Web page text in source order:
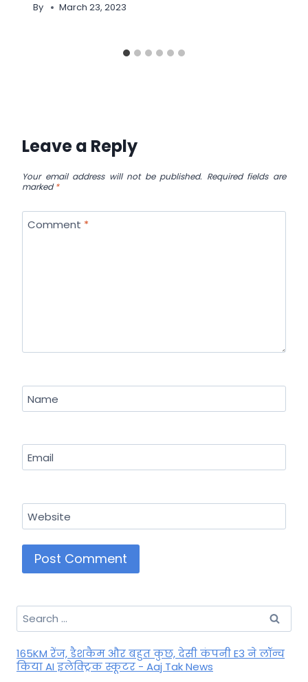
By March 23, 2023
Leave a Reply
Your email address will not be published. Required fields are
marked*
Comment *
Name
Email
Website
Search
for:
165KM रेंज, डैशकैम और बहुत कुछ, देसी कंपनी E3 ने लॉन्च
किया AI इलेक्ट्रिक स्कूटर - Aaj Tak News